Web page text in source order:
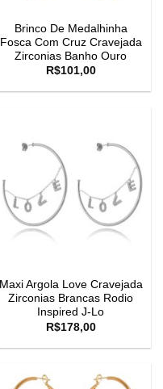
Brinco De Medalhinha
Fosca Com Cruz Cravejada
Zirconias Banho Ouro
R$101,00
Maxi Argola Love Cravejada
Zirconias Brancas Rodio
Inspired J-Lo
R$178,00